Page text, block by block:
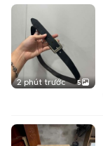
2 phút trước 5